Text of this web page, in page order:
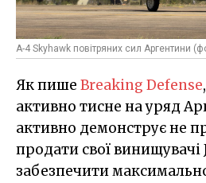
A-4 Skyhawk повітряних сил Аргентини
Як пише Breaking Defense
активно тисне на уряд
активно демонструє не
продати свої винищувачі
забезпечити